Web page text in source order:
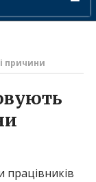
причини
працівників